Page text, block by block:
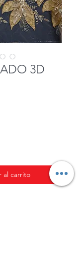
3D
al carrito